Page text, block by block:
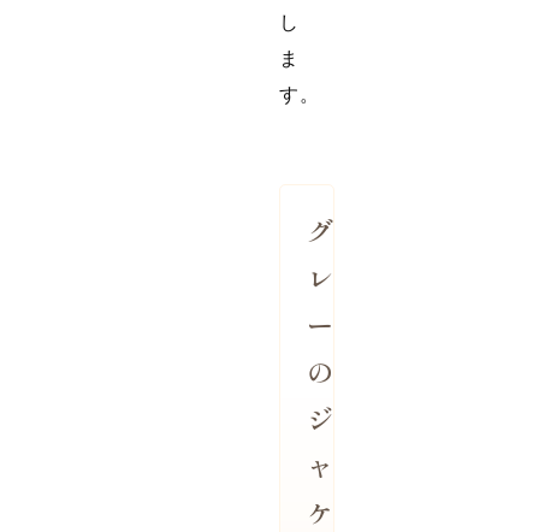
し
ま
す。
グ
レ
ー
の
ジ
ャ
ケ